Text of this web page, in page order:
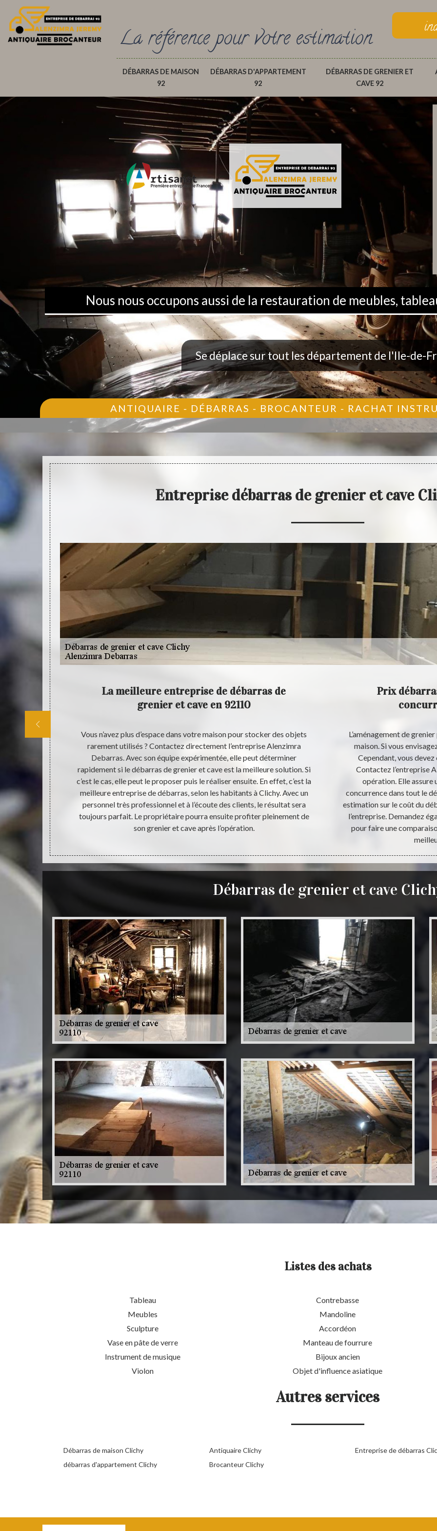
La référence pour votre estimation
DÉBARRAS DE MAISON
92
DÉBARRAS D'APPARTEMENT
92
DÉBARRAS DE GRENIER ET
CAVE 92
Nous nous occupons aussi de la restauration de meubles,
Se déplace sur tout les département de l'Ile-de-
ANTIQUAIRE - DÉBARRAS - BROCANTEUR - RACHAT
Entreprise débarras de grenier et cave
avez
le prix
La meilleure entreprise de débarras de
grenier et cave en 92110
Vous n’avez plus d’espace dans votre maison pour stocker des objets
rarement utilisés ? Contactez directement l’entreprise Alenzimra
Debarras. Avec son équipe expérimentée, elle peut déterminer
rapidement si le débarras de grenier et cave est la meilleure solution. Si
c’est le cas, elle peut le proposer puis le réaliser ensuite. En effet, c’est la
meilleure entreprise de débarras, selon les habitants à Clichy. Avec un
personnel très professionnel et à l’écoute des clients, le résultat sera
toujours parfait. Le propriétaire pourra ensuite profiter pleinement de
son grenier et cave après l’opération.
Prix
L’aménagement de
maison. Si vous
Cependant, vous
Contactez l’entreprise
opération. Elle assure
concurrence dans tout le
estimation sur le coût du
l’entreprise. Demandez
pour faire une
Débarras de grenier et cave
Listes des achats
Tableau
Meubles
Sculpture
Vase en pâte de verre
Instrument de musique
Violon
Contrebasse
Mandoline
Accordéon
Manteau de fourrure
Bijoux ancien
Objet d'influence asiatique
Autres services
Débarras de maison Clichy
débarras d'appartement Clichy
Antiquaire Clichy
Brocanteur Clichy
Entreprise de débarras